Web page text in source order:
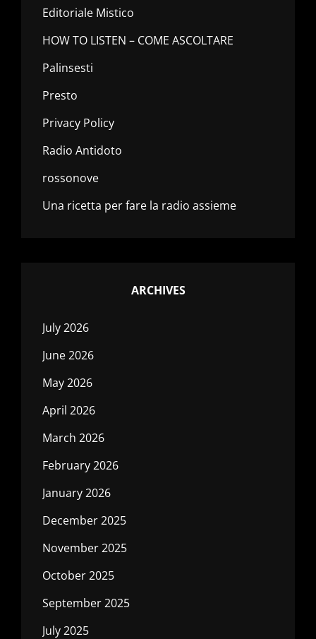
Editoriale Mistico
HOW TO LISTEN – COME ASCOLTARE
Palinsesti
Presto
Privacy Policy
Radio Antidoto
rossonove
Una ricetta per fare la radio assieme
ARCHIVES
July 2026
June 2026
May 2026
April 2026
March 2026
February 2026
January 2026
December 2025
November 2025
October 2025
September 2025
July 2025